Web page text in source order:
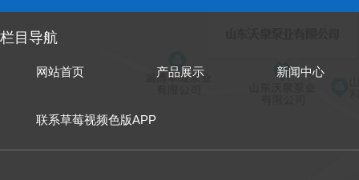
栏目导航
网站首页 产品展示 新闻中心
联系草莓视频色版APP